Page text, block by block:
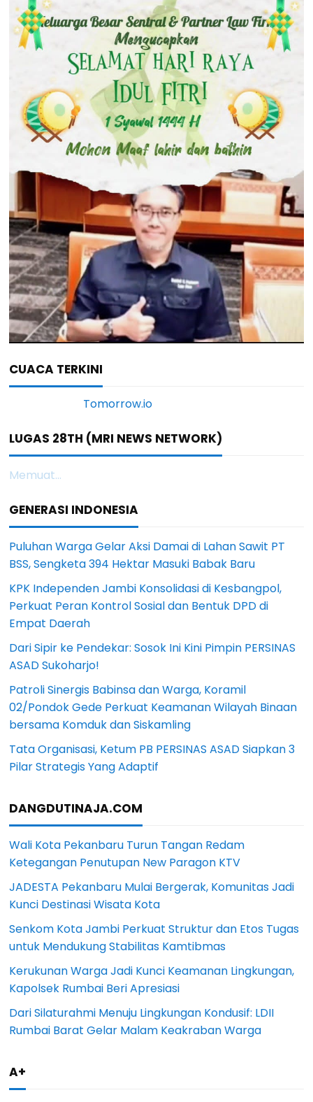
CUACA TERKINI
LUGAS 28TH (MRI NEWS NETWORK)
Memuat...
GENERASI INDONESIA
Puluhan Warga Gelar Aksi Damai di Lahan Sawit PT
BSS, Sengketa 394 Hektar Masuki Babak Baru
KPK Independen Jambi Konsolidasi di Kesbangpol,
Perkuat Peran Kontrol Sosial dan Bentuk DPD di
Empat Daerah
Dari Sipir ke Pendekar: Sosok Ini Kini Pimpin PERSINAS
ASAD Sukoharjo!
Patroli Sinergis Babinsa dan Warga, Koramil
02/Pondok Gede Perkuat Keamanan Wilayah Binaan
bersama Komduk dan Siskamling
Tata Organisasi, Ketum PB PERSINAS ASAD Siapkan 3
Pilar Strategis Yang Adaptif
DANGDUTINAJA.COM
Wali Kota Pekanbaru Turun Tangan Redam
Ketegangan Penutupan New Paragon KTV
JADESTA Pekanbaru Mulai Bergerak, Komunitas Jadi
Kunci Destinasi Wisata Kota
Senkom Kota Jambi Perkuat Struktur dan Etos Tugas
untuk Mendukung Stabilitas Kamtibmas
Kerukunan Warga Jadi Kunci Keamanan Lingkungan,
Kapolsek Rumbai Beri Apresiasi
Dari Silaturahmi Menuju Lingkungan Kondusif: LDII
Rumbai Barat Gelar Malam Keakraban Warga
A+